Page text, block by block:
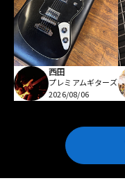
西田
プレミアムギターズ
2026/08/06